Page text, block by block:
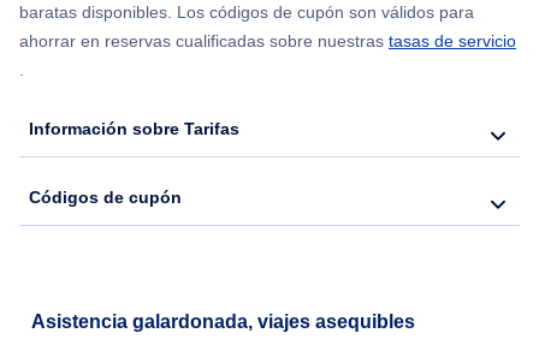
Flights from Nueva York to Seúl
baratas disponibles. Los códigos de cupón son válidos para
ahorrar en reservas cualificadas sobre nuestras tasas de servicio
.
Información sobre Tarifas
Códigos de cupón
Asistencia galardonada, viajes asequibles